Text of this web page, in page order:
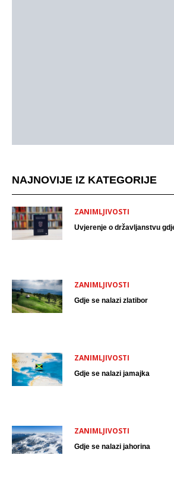
NAJNOVIJE IZ KATEGORIJE
ZANIMLJIVOSTI
Uvjerenje o državljanstvu
ZANIMLJIVOSTI
Gdje se nalazi zlatibor
ZANIMLJIVOSTI
Gdje se nalazi jamajka
ZANIMLJIVOSTI
Gdje se nalazi jahorina